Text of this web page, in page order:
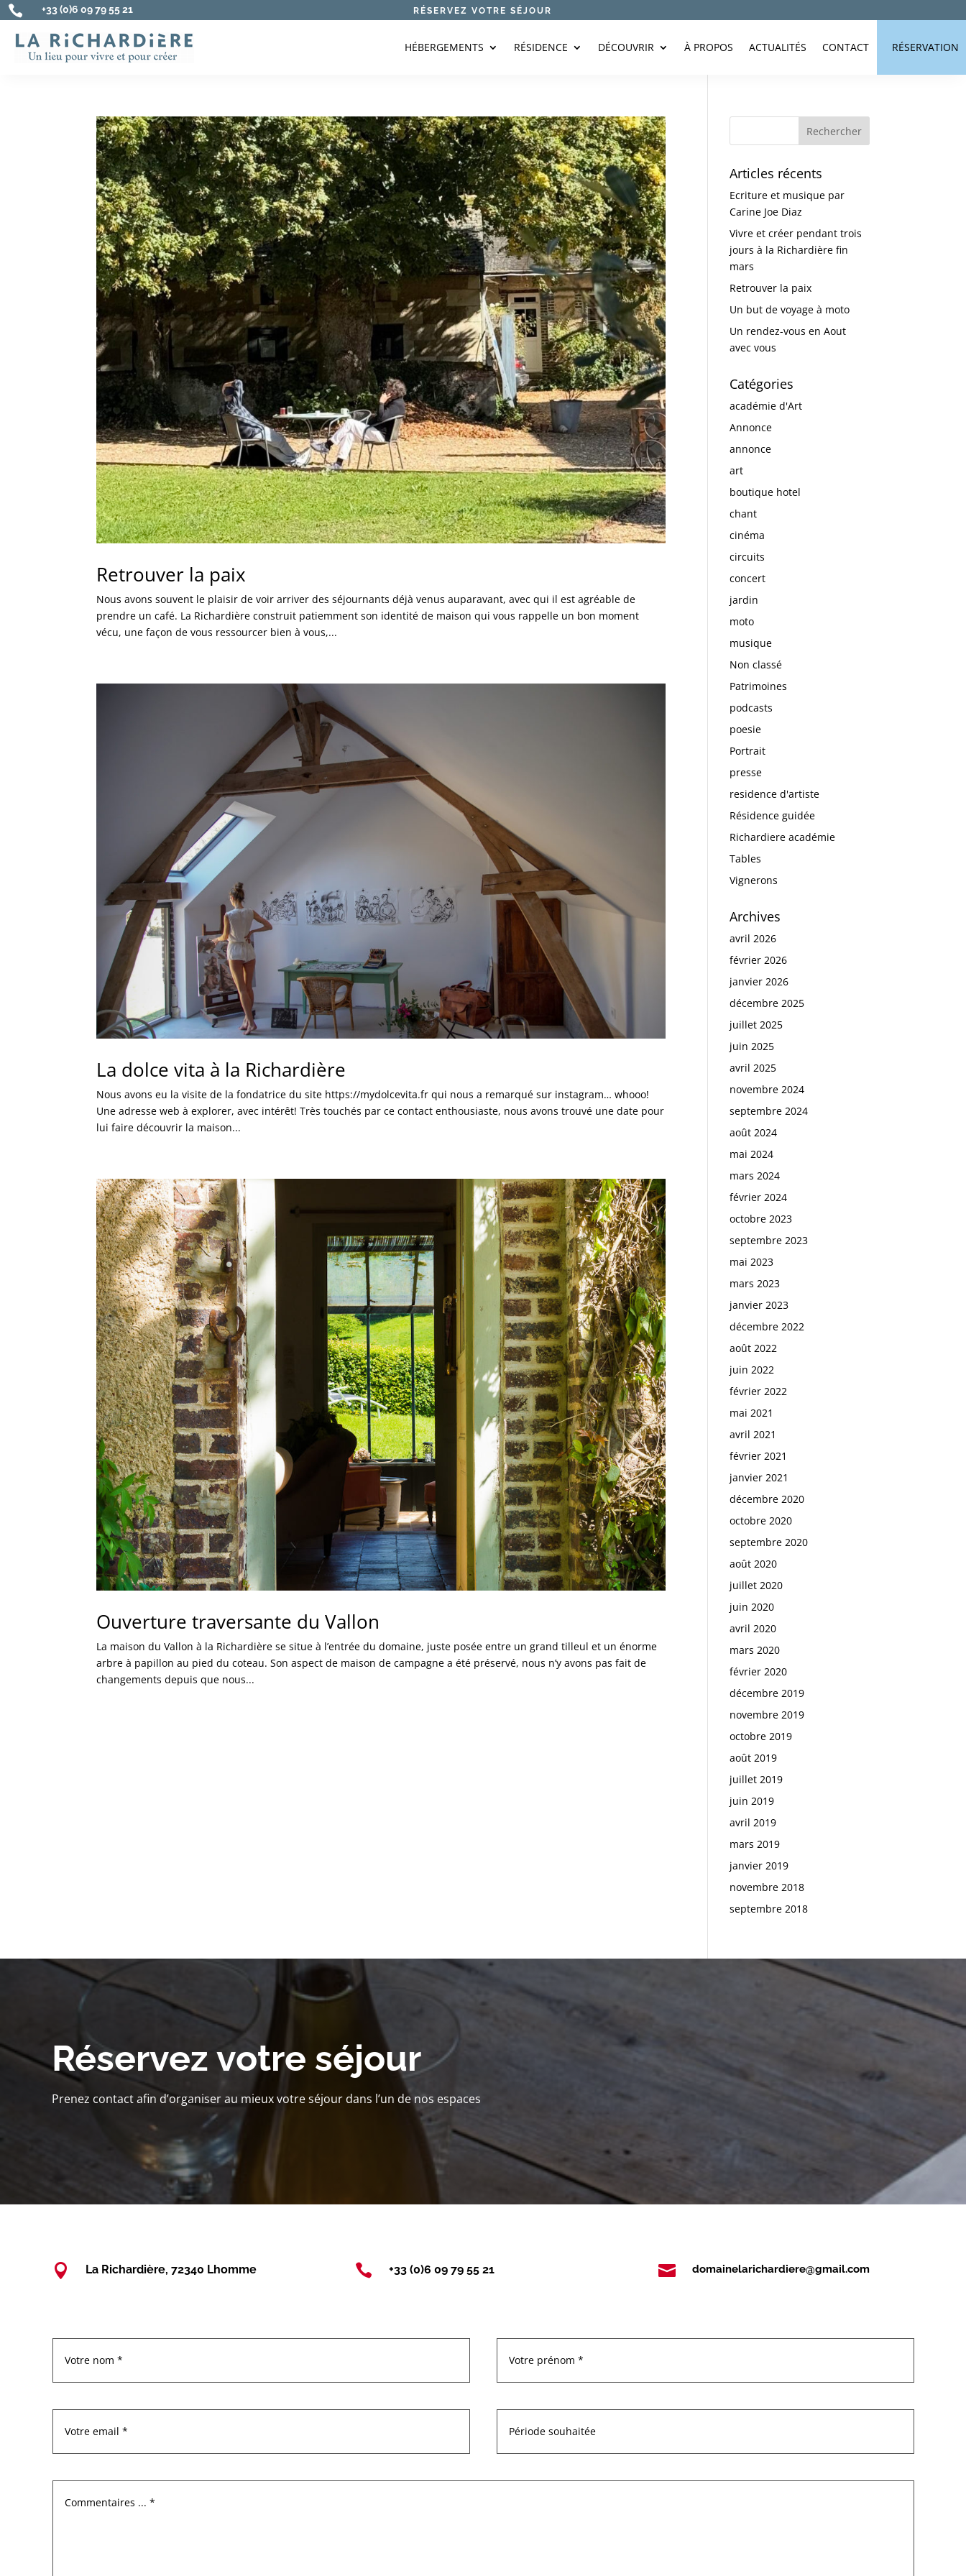
 +33 (0)6 09 79 55 21 RÉSERVEZ VOTRE SÉJOUR
HÉBERGEMENTS RÉSIDENCE DÉCOUVRIR À PROPOS ACTUALITÉS CONTACT RÉSERVATION
Retrouver la paix
Nous avons souvent le plaisir de voir arriver des séjournants déjà venus auparavant, avec qui il est agréable de
prendre un café. La Richardière construit patiemment son identité de maison qui vous rappelle un bon moment
vécu, une façon de vous ressourcer bien à vous,...
La dolce vita à la Richardière
Nous avons eu la visite de la fondatrice du site https://mydolcevita.fr qui nous a remarqué sur instagram… whooo!
Une adresse web à explorer, avec intérêt! Très touchés par ce contact enthousiaste, nous avons trouvé une date pour
lui faire découvrir la maison...
Ouverture traversante du Vallon
La maison du Vallon à la Richardière se situe à l’entrée du domaine, juste posée entre un grand tilleul et un énorme
arbre à papillon au pied du coteau. Son aspect de maison de campagne a été préservé, nous n’y avons pas fait de
changements depuis que nous...
Articles récents
Ecriture et musique par
Carine Joe Diaz
Vivre et créer pendant trois
jours à la Richardière fin
mars
Retrouver la paix
Un but de voyage à moto
Un rendez-vous en Aout
avec vous
Catégories
académie d'Art
Annonce
annonce
art
boutique hotel
chant
cinéma
circuits
concert
jardin
moto
musique
Non classé
Patrimoines
podcasts
poesie
Portrait
presse
residence d'artiste
Résidence guidée
Richardiere académie
Tables
Vignerons
Archives
avril 2026
février 2026
janvier 2026
décembre 2025
juillet 2025
juin 2025
avril 2025
novembre 2024
septembre 2024
août 2024
mai 2024
mars 2024
février 2024
octobre 2023
septembre 2023
mai 2023
mars 2023
janvier 2023
décembre 2022
août 2022
juin 2022
février 2022
mai 2021
avril 2021
février 2021
janvier 2021
décembre 2020
octobre 2020
septembre 2020
août 2020
juillet 2020
juin 2020
avril 2020
mars 2020
février 2020
décembre 2019
novembre 2019
octobre 2019
août 2019
juillet 2019
juin 2019
avril 2019
mars 2019
janvier 2019
novembre 2018
septembre 2018
Réservez votre séjour
Prenez contact afin d’organiser au mieux votre séjour dans l’un de nos espaces
 La Richardière, 72340 Lhomme  +33 (0)6 09 79 55 21  domainelarichardiere@gmail.com